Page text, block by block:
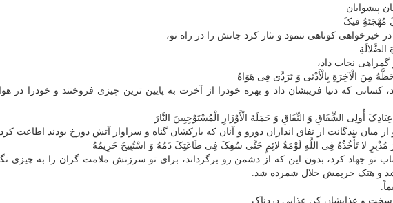
پیشوایان
مُهْجَتَهُِ فیکَ
خیرخواهی کوتاهی ننمود و نثار کرد جانش را در راه تو،
گمراهی نجات داد،
حَظَّهُ مِنَ الْآخِرَةِ بِالْأَدْنَی وَ تَرَدَّی فِی هَوَاهُ
که دنیا فریبشان داد و بهره خودرا از آخرت به پایین ترین چیزی فروختند و خودرا در
أُولِی الشِّقَاقِ وَ النِّفَاقِ وَ حَمَلَةَ الْأَوْزَارِ الْمُسْتَوْجِبِینَ النَّارَ
میان بندگانت از نفاق اندازان دورو و آنان که بارکشان گناه و سزاوار آتش دوزخ بودند اطاعت
مُدْبِرٍ لا تَأْخُذُهُ فِی اللَّهِ لَوْمَةُ لائِمٍ حَتَّی سُفِکَ فِی طَاعَتِکَ دَمُهُ وَ اسْتُبِیحَ حَرِیمُهُ
تو جهاد کرد، بدون این که از دشمن رو برگرداند، برای تو سرزنش ملامت گران را به چیزی
و هتک حریمش حلال شمرده شد.
و سخت و عذابشان کن عذابی دردناک.